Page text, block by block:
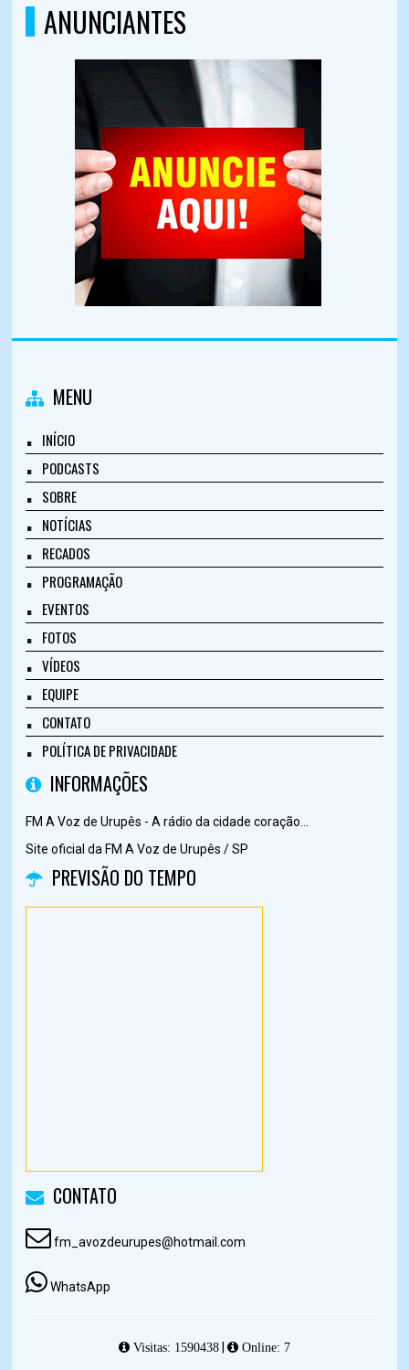
ANUNCIANTES
MENU
INÍCIO
PODCASTS
SOBRE
NOTÍCIAS
RECADOS
PROGRAMAÇÃO
EVENTOS
FOTOS
VÍDEOS
EQUIPE
CONTATO
POLÍTICA DE PRIVACIDADE
INFORMAÇÕES
FM A Voz de Urupês - A rádio da cidade coração...
Site oficial da FM A Voz de Urupês / SP
PREVISÃO DO TEMPO
CONTATO
fm_avozdeurupes@hotmail.com
WhatsApp
Visitas: 1590438| Online: 7